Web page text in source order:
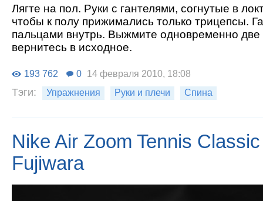
Лягте на пол. Руки с гантелями, согнутые в
чтобы к полу прижимались только трицепсы.
пальцами внутрь. Выжмите одновременно две
вернитесь в исходное.
193 762 0 14 февраля 2010, 18:08
Тэги: Упражнения Руки и плечи Спина
Nike Air Zoom Tennis
Fujiwara